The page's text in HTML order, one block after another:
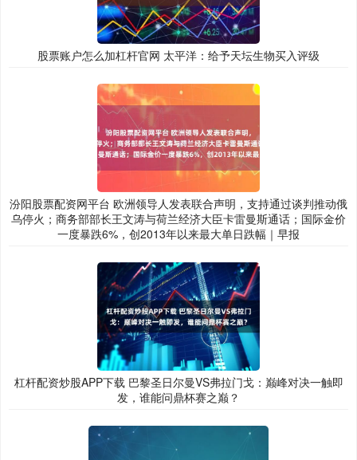
股票账户怎么加杠杆官网 太平洋：给予天坛生物买入评级
汾阳股票配资网平台 欧洲领导人发表联合声明，支持通过谈判推动俄
乌停火；商务部部长王文涛与荷兰经济大臣卡雷曼斯通话；国际金价
一度暴跌6%，创2013年以来最大单日跌幅｜早报
杠杆配资炒股APP下载 巴黎圣日尔曼VS弗拉门戈：巅峰对决一触即
发，谁能问鼎杯赛之巅？